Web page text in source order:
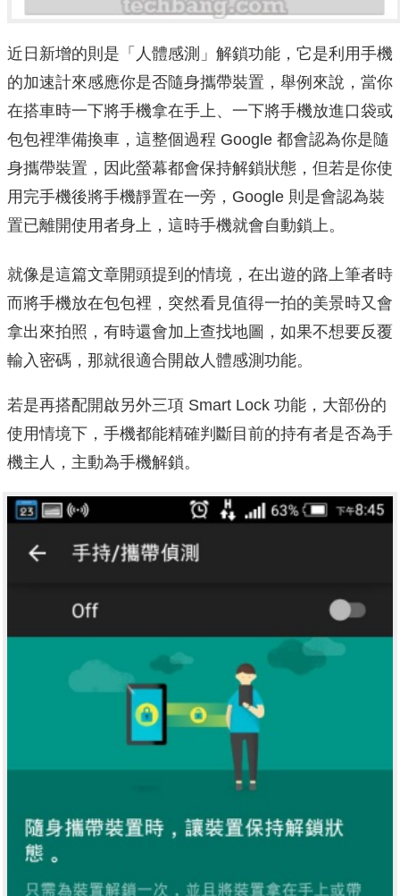
近日新增的則是「人體感測」解鎖功能，它是利用手機
的加速計來感應你是否隨身攜帶裝置，舉例來說，當你
在搭車時一下將手機拿在手上、一下將手機放進口袋或
包包裡準備換車，這整個過程 Google 都會認為你是隨
身攜帶裝置，因此螢幕都會保持解鎖狀態，但若是你使
用完手機後將手機靜置在一旁，Google 則是會認為裝
置已離開使用者身上，這時手機就會自動鎖上。
就像是這篇文章開頭提到的情境，在出遊的路上筆者時
而將手機放在包包裡，突然看見值得一拍的美景時又會
拿出來拍照，有時還會加上查找地圖，如果不想要反覆
輸入密碼，那就很適合開啟人體感測功能。
若是再搭配開啟另外三項 Smart Lock 功能，大部份的
使用情境下，手機都能精確判斷目前的持有者是否為手
機主人，主動為手機解鎖。